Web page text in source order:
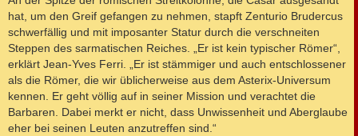
hat, um den Greif gefangen zu nehmen, stapft Zenturio Brudercus
schwerfällig und mit imposanter Statur durch die verschneiten
Steppen des sarmatischen Reiches. „Er ist kein typischer Römer“,
erklärt Jean-Yves Ferri. „Er ist stämmiger und auch entschlossener
als die Römer, die wir üblicherweise aus dem Asterix-Universum
kennen. Er geht völlig auf in seiner Mission und verachtet die
Barbaren. Dabei merkt er nicht, dass Unwissenheit und Aberglaube
eher bei seinen Leuten anzutreffen sind.“